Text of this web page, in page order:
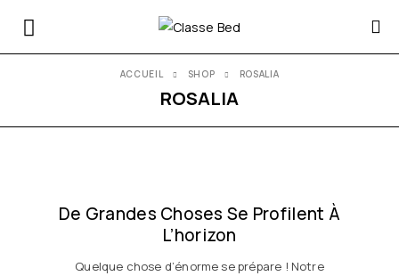
ROSALIA
ACCUEIL SHOP ROSALIA
De Grandes Choses Se Profilent À
L’horizon
Quelque chose d’énorme se prépare ! Notre